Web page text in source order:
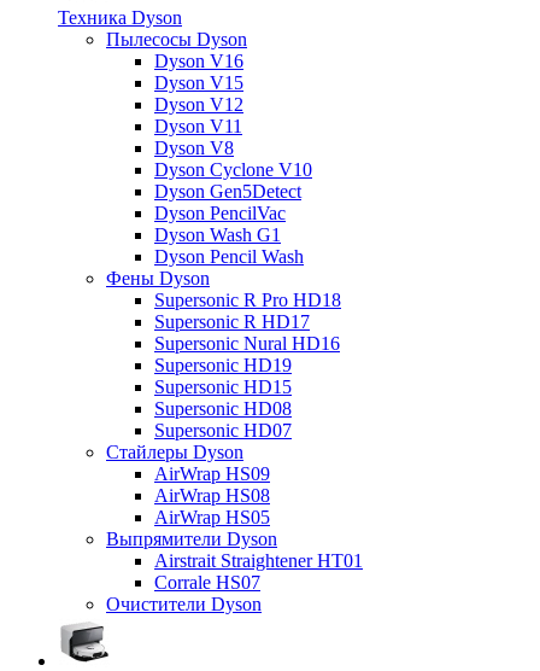
Техника Dyson
Пылесосы Dyson
Dyson V16
Dyson V15
Dyson V12
Dyson V11
Dyson V8
Dyson Cyclone V10
Dyson Gen5Detect
Dyson PencilVac
Dyson Wash G1
Dyson Pencil Wash
Фены Dyson
Supersonic R Pro HD18
Supersonic R HD17
Supersonic Nural HD16
Supersonic HD19
Supersonic HD15
Supersonic HD08
Supersonic HD07
Стайлеры Dyson
AirWrap HS09
AirWrap HS08
AirWrap HS05
Выпрямители Dyson
Airstrait Straightener HT01
Corrale HS07
Очистители Dyson